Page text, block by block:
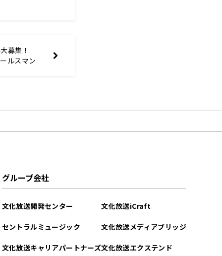
募集！
ルスマン
グループ会社
文化放送開発センター
セントラルミュージック
文化放送キャリアパートナーズ
文化放送iCraft
文化放送メディアブリッジ
文化放送エクステンド